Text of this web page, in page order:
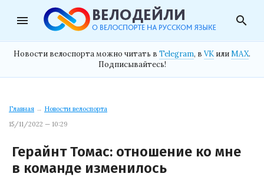
menu search
Новости велоспорта можно читать в Telegram, в VK илиMAX.
Подписывайтесь!
Главная → Новости велоспорта
15/11/2022 — 10:29
Герайнт Томас: отношение ко мне
в команде изменилось